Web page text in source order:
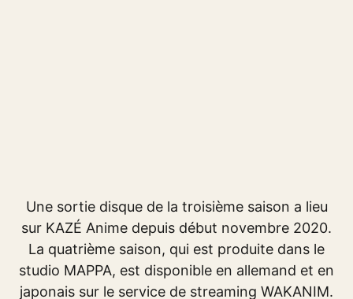
Une sortie disque de la troisième saison a lieu
sur KAZÉ Anime depuis début novembre 2020.
La quatrième saison, qui est produite dans le
studio MAPPA, est disponible en allemand et en
japonais sur le service de streaming WAKANIM.